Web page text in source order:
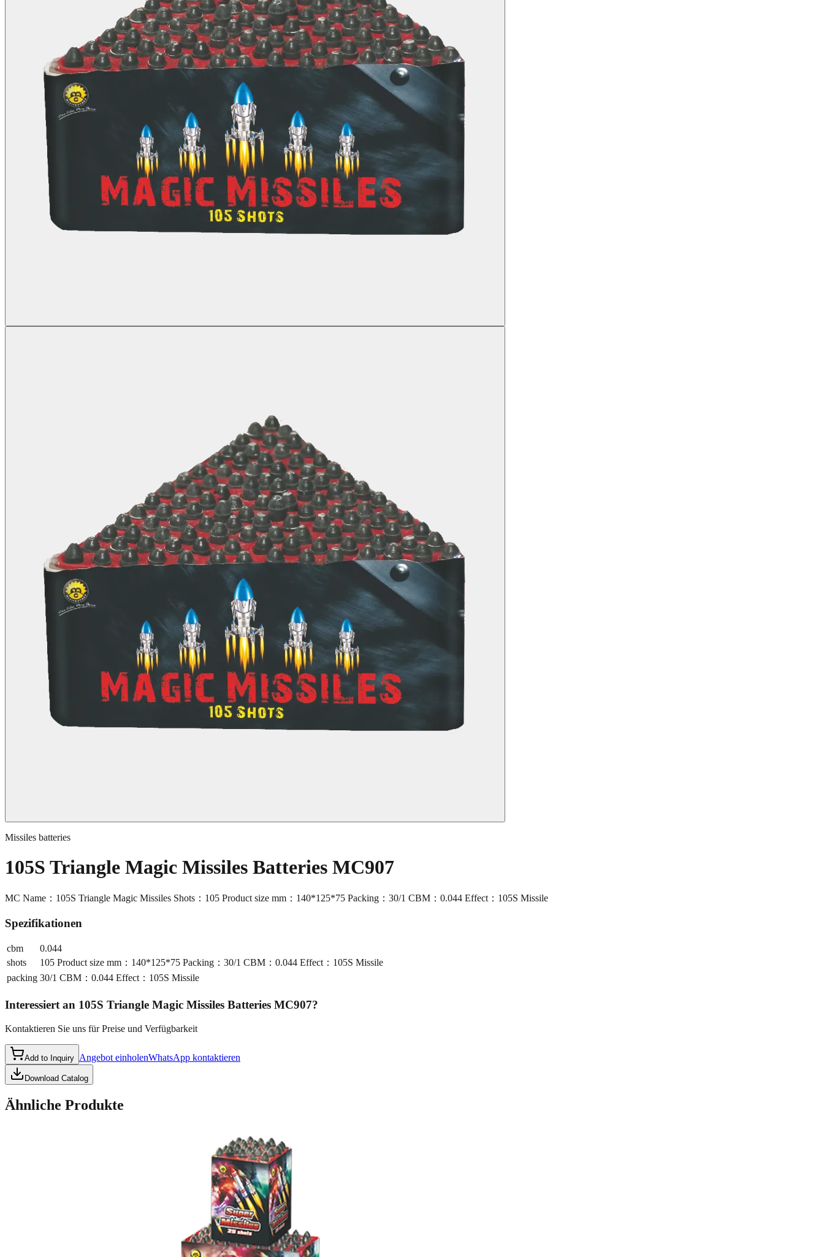
Missiles batteries
105S Triangle Magic Missiles Batteries MC907
MC Name：105S Triangle Magic Missiles Shots：105 Product size mm：140*125*75 Packing：30/1 CBM：0.044 Effect：105S Missile
Spezifikationen
cbm
0.044
shots
105 Product size mm：140*125*75 Packing：30/1 CBM：0.044 Effect：105S Missile
packing 30/1 CBM：0.044 Effect：105S Missile
Interessiert an 105S Triangle Magic Missiles Batteries MC907?
Kontaktieren Sie uns für Preise und Verfügbarkeit
Add to Inquiry Angebot einholenWhatsApp kontaktieren
Download Catalog
Ähnliche Produkte